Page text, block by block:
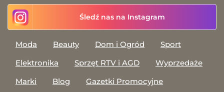
Śledź nas na Instagram
Moda Beauty Dom i Ogród
Sport
Elektronika
Sprzęt RTV i AGD
Wyprzedaże
Marki
Blog
Gazetki Promocyjne